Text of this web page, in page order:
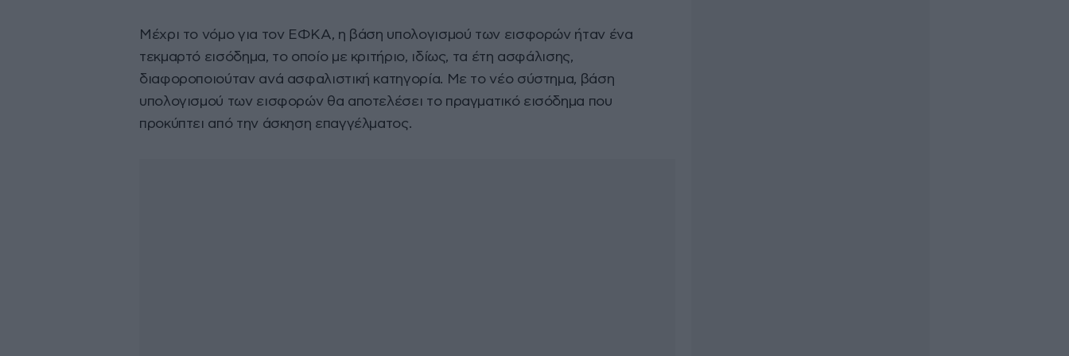
Μέχρι το νόμο για τον ΕΦΚΑ, η βάση υπολογισμού των εισφορών ήταν ένα
τεκμαρτό εισόδημα, το οποίο με κριτήριο, ιδίως, τα έτη ασφάλισης,
διαφοροποιούταν ανά ασφαλιστική κατηγορία. Με το νέο σύστημα, βάση
υπολογισμού των εισφορών θα αποτελέσει το πραγματικό εισόδημα που
προκύπτει από την άσκηση επαγγέλματος.